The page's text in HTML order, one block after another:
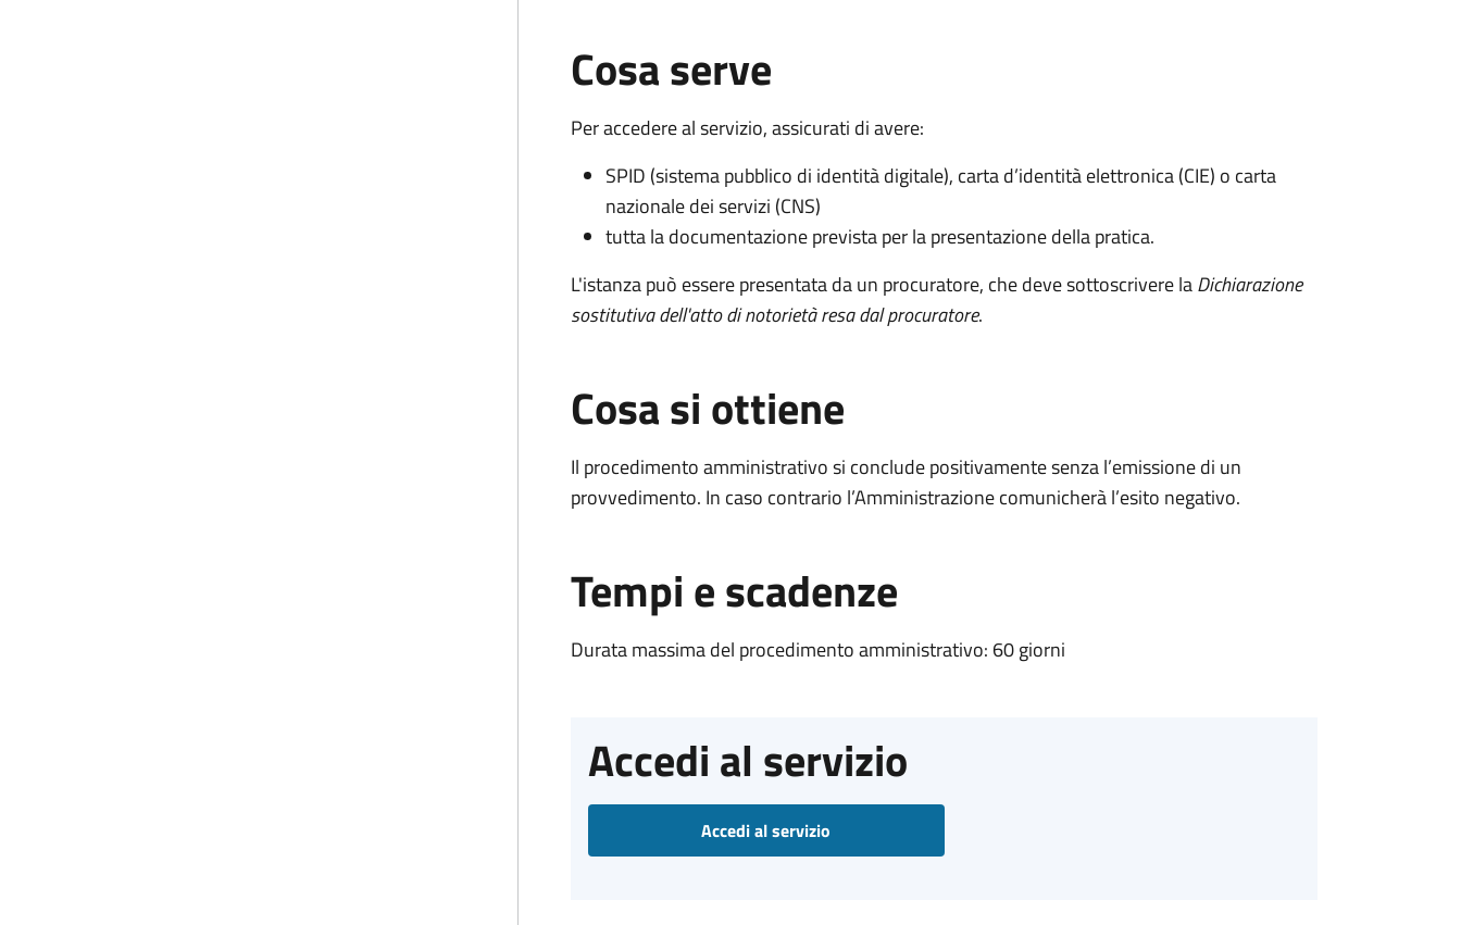
Cosa serve
Per accedere al servizio, assicurati di avere:
SPID (sistema pubblico di identità digitale), carta d’identità elettronica (CIE) o carta
nazionale dei servizi (CNS)
tutta la documentazione prevista per la presentazione della pratica.
L'istanza può essere presentata da un procuratore, che deve sottoscrivere laDichiarazione
sostitutiva dell'atto di notorietà resa dal procuratore.
Cosa si ottiene
Il procedimento amministrativo si conclude positivamente senza l’emissione di un
provvedimento. In caso contrario l’Amministrazione comunicherà l’esito negativo.
Tempi e scadenze
Durata massima del procedimento amministrativo: 60 giorni
Accedi al servizio
Accedi al servizio